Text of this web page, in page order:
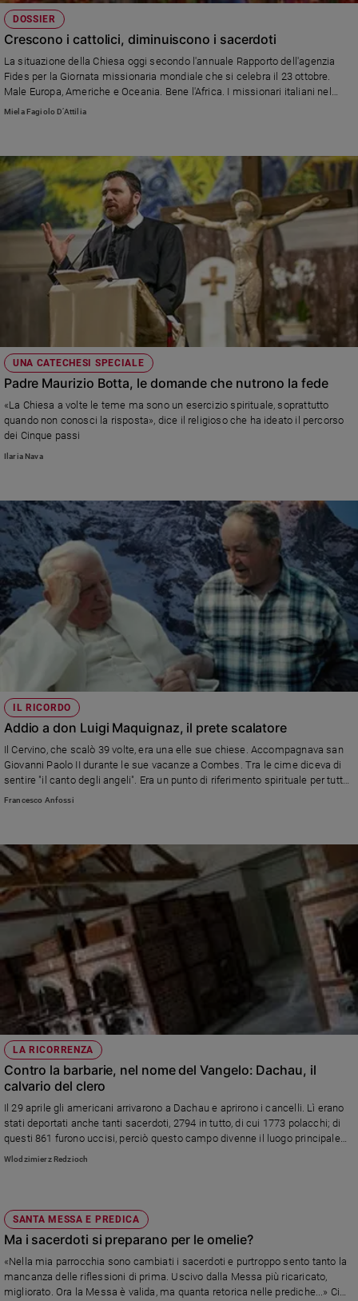
DOSSIER
Crescono i cattolici, diminuiscono i sacerdoti
La situazione della Chiesa oggi secondo l'annuale Rapporto dell'agenzia
Fides per la Giornata missionaria mondiale che si celebra il 23 ottobre.
Male Europa, Americhe e Oceania. Bene l'Africa. I missionari italiani nel
mondo sono oltre 5.800, i preti fidei donum in servizio sono 288
Miela Fagiolo D’Attilia
UNA CATECHESI SPECIALE
Padre Maurizio Botta, le domande che nutrono la fede
«La Chiesa a volte le teme ma sono un esercizio spirituale, soprattutto
quando non conosci la risposta», dice il religioso che ha ideato il percorso
dei Cinque passi
Ilaria Nava
IL RICORDO
Addio a don Luigi Maquignaz, il prete scalatore
Il Cervino, che scalò 39 volte, era una elle sue chiese. Accompagnava san
Giovanni Paolo II durante le sue vacanze a Combes. Tra le cime diceva di
sentire "il canto degli angeli". Era un punto di riferimento spirituale per tutta
la comunità valdostana
Francesco Anfossi
LA RICORRENZA
Contro la barbarie, nel nome del Vangelo: Dachau, il
calvario del clero
Il 29 aprile gli americani arrivarono a Dachau e aprirono i cancelli. Lì erano
stati deportati anche tanti sacerdoti, 2794 in tutto, di cui 1773 polacchi; di
questi 861 furono uccisi, perciò questo campo divenne il luogo principale
del martirio del clero polacco.
Wlodzimierz Redzioch
SANTA MESSA E PREDICA
Ma i sacerdoti si preparano per le omelie?
«Nella mia parrocchia sono cambiati i sacerdoti e purtroppo sento tanto la
mancanza delle riflessioni di prima. Uscivo dalla Messa più ricaricato,
migliorato. Ora la Messa è valida, ma quanta retorica nelle prediche...» Ci